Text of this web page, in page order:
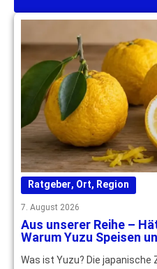
Ratgeber, Ort, Region
7. August 2026
Aus unserer Reihe –
Warum Yuzu Speisen
Was ist Yuzu? Die